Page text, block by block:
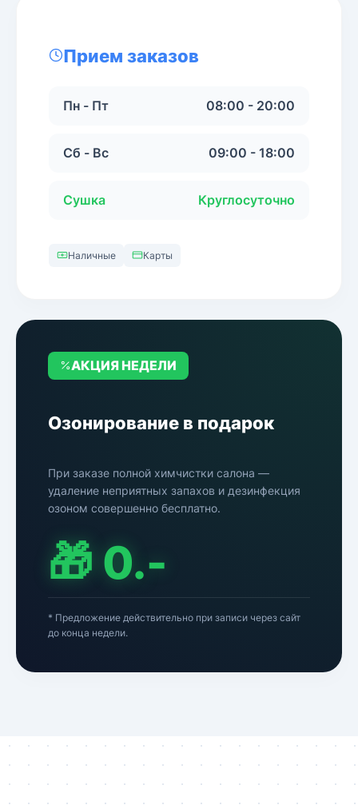
Прием заказов
Пн - Пт 08:00 - 20:00
Сб - Вс 09:00 - 18:00
Сушка Круглосуточно
Наличные Карты
АКЦИЯ НЕДЕЛИ
Озонирование в подарок
При заказе полной химчистки салона —
удаление неприятных запахов и дезинфекция
озоном совершенно бесплатно.
🎁 0.-
* Предложение действительно при записи через сайт
до конца недели.